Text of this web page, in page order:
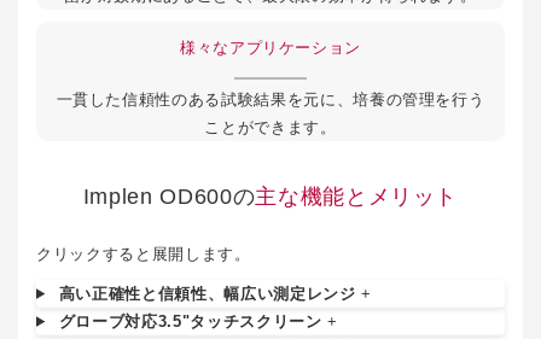
様々なアプリケーション
一貫した信頼性のある試験結果を元に、培養の管理を行う
ことができます。
Implen OD600の主な機能とメリット
クリックすると展開します。
高い正確性と信頼性、幅広い測定レンジ +
グローブ対応3.5"タッチスクリーン +